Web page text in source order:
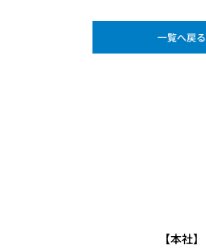
一覧へ戻る
【本社】